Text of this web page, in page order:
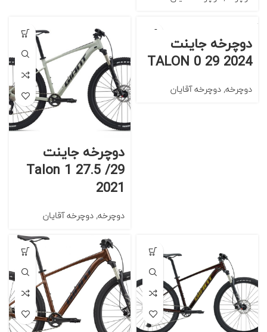
دوچرخه جاینت
TALON 0 29 2024
دوچرخه, دوچرخه آقایان
دوچرخه جاینت
Talon 1 27.5 /29
2021
دوچرخه, دوچرخه آقایان